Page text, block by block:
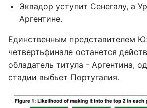
Эквадор уступит Сенегалу, а
Аргентине.
Единственным представителем
четвертьфинале останется
обладатель титула - Аргентина,
стадии выбьет Португалия.